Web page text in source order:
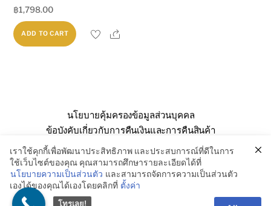
฿1,798.00
ADD TO CART Share
นโยบายคุ้มครองข้อมูลส่วนบุคคล
ข้อบังคับเกี่ยวกับการคืนเงินและการคืนสินค้า
คำถามที่พบบ่อย
เกี่ยวกับเรา ติดต่อเรา
© SSE Enterprise Co., Ltd. 2026
เราใช้คุกกี้เพื่อพัฒนาประสิทธิภาพ และประสบการณ์ที่ดีในการ
ใช้เว็บไซต์ของคุณ คุณสามารถศึกษารายละเอียดได้ที่
นโยบายความเป็นส่วนตัว และสามารถจัดการความเป็นส่วนตัว
เองได้ของคุณได้เองโดยคลิกที่ ตั้งค่า
โทรเลย!